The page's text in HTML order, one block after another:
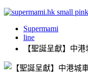
Supermami
line
【聖誕呈獻】中